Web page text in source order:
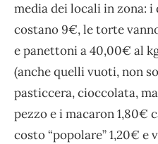
media dei locali in zona:
costano 9€, le torte
e panettoni a 40,00€ al
(anche quelli vuoti, non
pasticcera, cioccolata,
pezzo e i macaron 1,80€
costo “popolare” 1,20€ e